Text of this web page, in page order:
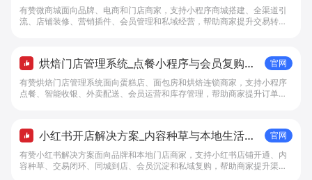
购工具 - 做生意, 找有赞
有赞微商城面向品牌、电商和门店商家，支持小程序商城搭建、全渠道引
流、店铺装修、营销插件、会员管理和私域经营，帮助商家提升交易转化
烘焙门店管理系统_点餐小程序与会员复购工
具 - 做生意, 找有赞
官网
有赞烘焙门店管理系统面向蛋糕店、面包房和烘焙连锁商家，支持小程序
点餐、智能收银、外卖配送、会员运营和库存管理，帮助商家提升订单转
小红书开店解决方案_内容种草与本地生活转
化工具 - 做生意, 找有赞
官网
有赞小红书解决方案面向品牌和本地门店商家，支持小红书店铺开通、内
容种草、交易闭环、同城到店、会员沉淀和私域复购，帮助商家提升渠道